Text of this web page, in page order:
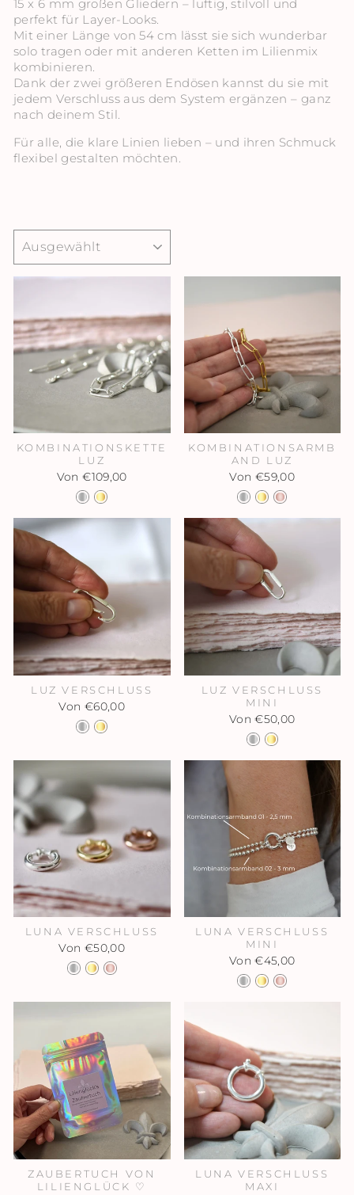
15 x 6 mm großen Gliedern – luftig, stilvoll und
perfekt für Layer-Looks.
Mit einer Länge von 54 cm lässt sie sich wunderbar
solo tragen oder mit anderen Ketten im Lilienmix
kombinieren.
Dank der zwei größeren Endösen kannst du sie mit
jedem Verschluss aus dem System ergänzen – ganz
nach deinem Stil.
Für alle, die klare Linien lieben – und ihren Schmuck
flexibel gestalten möchten.
KOMBINATIONSKETTE
LUZ
Von €109,00
KOMBINATIONSARMB
AND LUZ
Von €59,00
LUZ VERSCHLUSS
Von €60,00
LUZ VERSCHLUSS
MINI
Von €50,00
LUNA VERSCHLUSS
Von €50,00
LUNA VERSCHLUSS
MINI
Von €45,00
ZAUBERTUCH VON
LILIENGLÜCK ♡
LUNA VERSCHLUSS
MAXI